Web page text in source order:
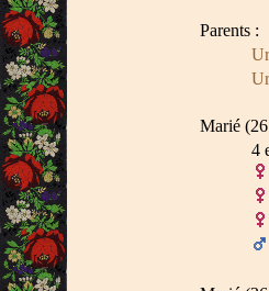
Parents :
Marié
4